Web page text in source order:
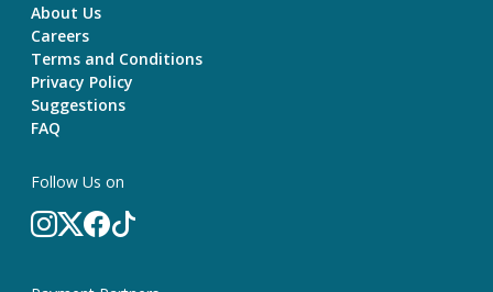
About Us
Careers
Terms and Conditions
Privacy Policy
Suggestions
FAQ
Follow Us on